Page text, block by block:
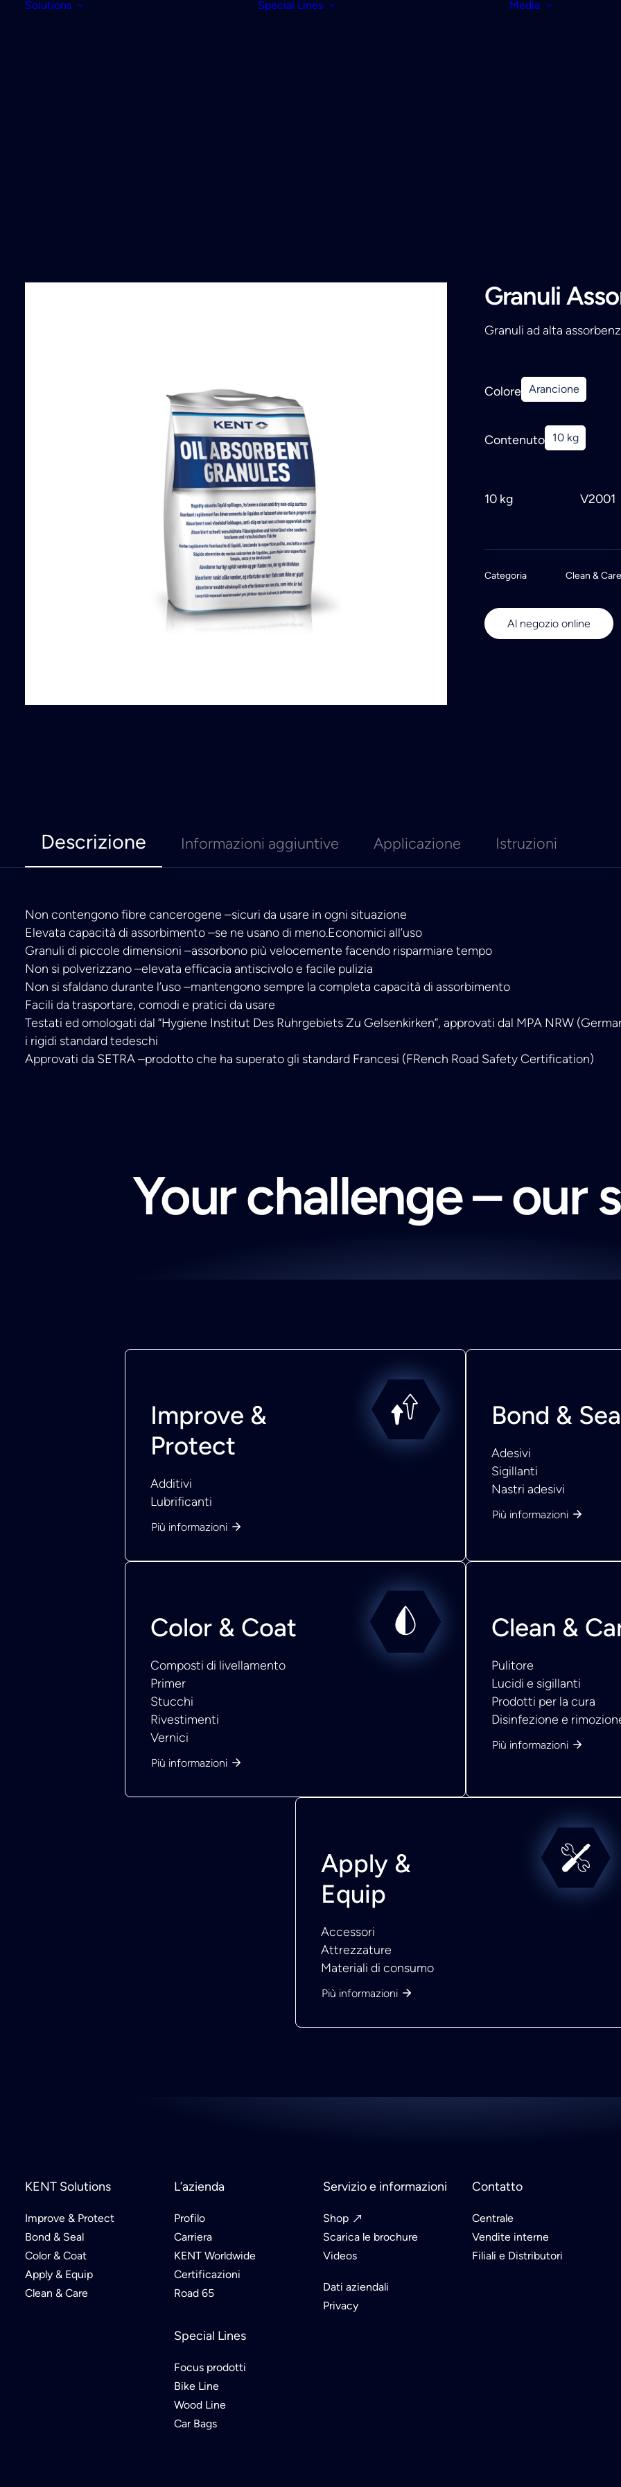
Solutions Special Lines Media
Granuli
Granuli ad alta
Colore Arancione
Contenuto 10 kg
10 kg V2001
Categoria Clean & Care
Al negozio online
Descrizione Informazioni aggiuntive Applicazione Istruzioni
Non contengono fibre cancerogene –sicuri da usare in ogni situazione
Elevata capacità di assorbimento –se ne usano di meno.Economici all’uso
Granuli di piccole dimensioni –assorbono più velocemente facendo risparmiare tempo
Non si polverizzano –elevata efficacia antiscivolo e facile pulizia
Non si sfaldano durante l’uso –mantengono sempre la completa capacità di assorbimento
Facili da trasportare, comodi e pratici da usare
Testati ed omologati dal “Hygiene Institut Des Ruhrgebiets Zu Gelsenkirken”, approvati dal MPA NRW
i rigidi standard tedeschi
Approvati da SETRA –prodotto che ha superato gli standard Francesi (FRench Road Safety Certification)
Your challenge – our
Improve &
Protect
Additivi
Lubrificanti
Più informazioni
Bond &
Adesivi
Sigillanti
Nastri adesivi
Più informazioni
Color & Coat
Composti di livellamento
Primer
Stucchi
Rivestimenti
Vernici
Più informazioni
Clean &
Pulitore
Lucidi e sigillanti
Prodotti per la cura
Disinfezione e
Più informazioni
Apply &
Equip
Accessori
Attrezzature
Materiali di consumo
Più informazioni
KENT Solutions
Improve & Protect
Bond & Seal
Color & Coat
Apply & Equip
Clean & Care
L’azienda
Profilo
Carriera
KENT Worldwide
Certificazioni
Road 65
Special Lines
Focus prodotti
Bike Line
Wood Line
Car Bags
Servizio e informazioni
Shop
Scarica le brochure
Videos
Dati aziendali
Privacy
Contatto
Centrale
Vendite interne
Filiali e Distributori